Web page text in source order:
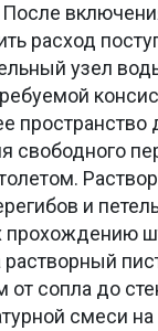
После
расход
узел
свободного
и
от сопла до
смеси на